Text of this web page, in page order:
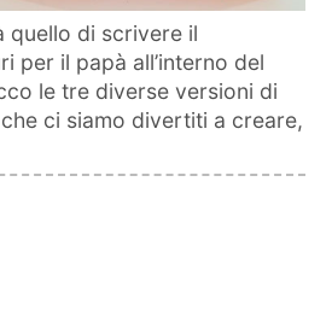
quello di scrivere il
per il papà all’interno del
le tre diverse versioni di
ci siamo divertiti a creare,